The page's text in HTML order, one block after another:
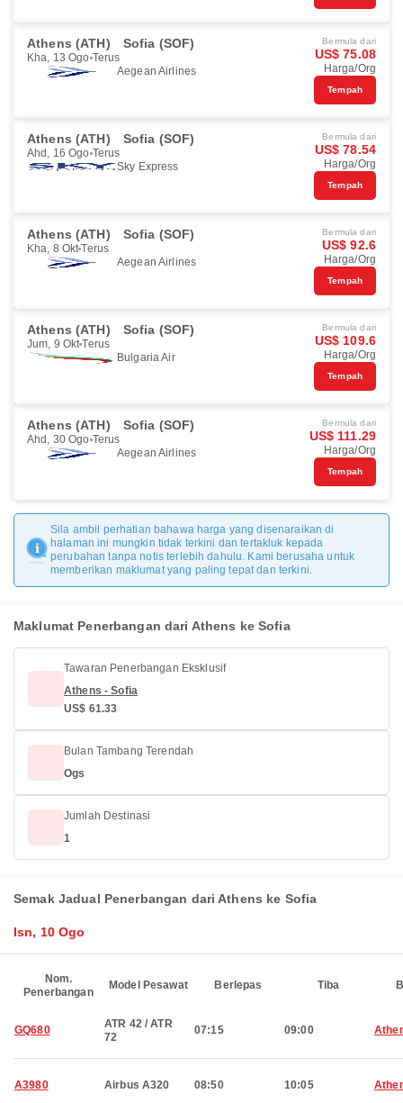
Athens (ATH) Sofia (SOF)
Kha, 13 Ogo Terus
Aegean Airlines
Bermula dari
US$ 75.08
Harga/Org
Tempah
Athens (ATH) Sofia (SOF)
Ahd, 16 Ogo Terus
Sky Express
Bermula dari
US$ 78.54
Harga/Org
Tempah
Athens (ATH) Sofia (SOF)
Kha, 8 Okt Terus
Aegean Airlines
Bermula dari
US$ 92.6
Harga/Org
Tempah
Athens (ATH) Sofia (SOF)
Jum, 9 Okt Terus
Bulgaria Air
Bermula dari
US$ 109.6
Harga/Org
Tempah
Athens (ATH) Sofia (SOF)
Ahd, 30 Ogo Terus
Aegean Airlines
Bermula dari
US$ 111.29
Harga/Org
Tempah
Sila ambil perhatian bahawa harga yang disenaraikan di
halaman ini mungkin tidak terkini dan tertakluk kepada
perubahan tanpa notis terlebih dahulu. Kami berusaha untuk
memberikan maklumat yang paling tepat dan terkini.
Maklumat Penerbangan dari Athens ke Sofia
Tawaran Penerbangan Eksklusif
Athens - Sofia
US$ 61.33
Bulan Tambang Terendah
Ogs
Jumlah Destinasi
1
Semak Jadual Penerbangan dari Athens ke Sofia
Isn, 10 Ogo
Nom.
Penerbangan
Model Pesawat Berlepas Tiba
GQ680
ATR 42 / ATR
72
07:15 09:00
A3980 Airbus A320 08:50 10:05